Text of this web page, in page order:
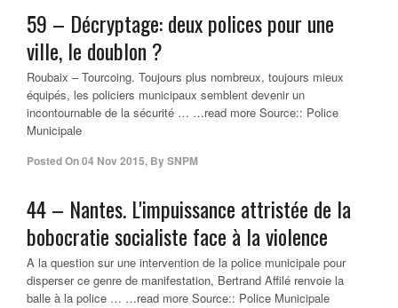
59 – Décryptage: deux polices pour une
ville, le doublon ?
Roubaix – Tourcoing. Toujours plus nombreux, toujours mieux
équipés, les policiers municipaux semblent devenir un
incontournable de la sécurité … …read more Source:: Police
Municipale
Posted On04 Nov 2015, BySNPM
44 – Nantes. L'impuissance attristée de la
bobocratie socialiste face à la violence
A la question sur une intervention de la police municipale pour
disperser ce genre de manifestation, Bertrand Affilé renvoie la
balle à la police … …read more Source:: Police Municipale